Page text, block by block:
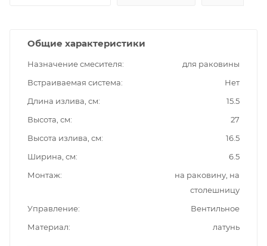
Общие характеристики
Назначение смесителя
для раковины
Встраиваемая система
Нет
Длина излива, см
15.5
Высота, см
27
Высота излива, см
16.5
Ширина, см
6.5
Монтаж
на раковину, на
столешницу
Управление
Вентильное
Материал
латунь